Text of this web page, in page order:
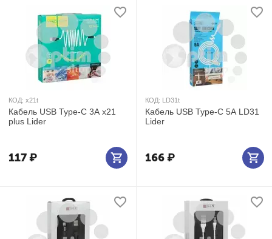
КОД: x21t
Кабель USB Type-C 3А x21
plus Lider
117₽
КОД: LD31t
Кабель USB Type-C 5А LD31
Lider
166₽